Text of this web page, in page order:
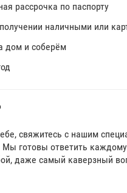
рассрочка по паспорту
наличными или
дом и соберём
свяжитесь с нашим
Мы готовы ответить каждому
даже самый каверзный